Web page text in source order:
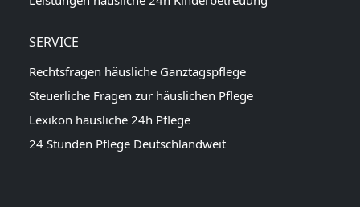
SERVICE
Rechtsfragen häusliche Ganztagspflege
Steuerliche Fragen zur häuslichen Pflege
Lexikon häusliche 24h Pflege
24 Stunden Pflege Deutschlandweit